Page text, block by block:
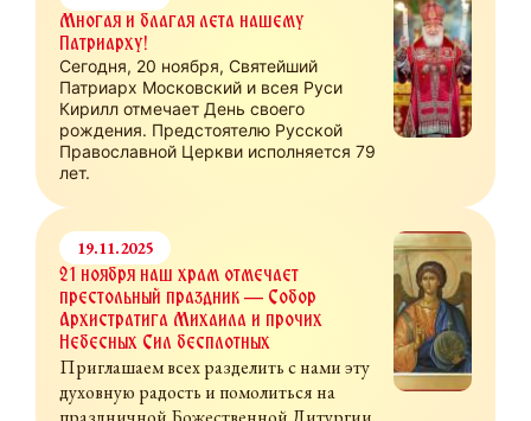
Многая и благая лета нашему
Патриарху!
Сегодня, 20 ноября, Святейший
Патриарх Московский и всея Руси
Кирилл отмечает День своего
рождения. Предстоятелю Русской
Православной Церкви исполняется 79
лет.
19.11.2025
21 ноября наш храм отмечает
престольный праздник — Собор
Архистратига Михаила и прочих
Небесных Сил бесплотных
Приглашаем всех разделить с нами эту
духовную радость и помолиться на